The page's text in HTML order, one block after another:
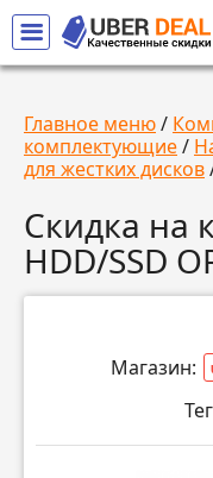
Главное меню/
комплектующие/
для жестких дисков
Скидка на
HDD/SSD
Магазин: